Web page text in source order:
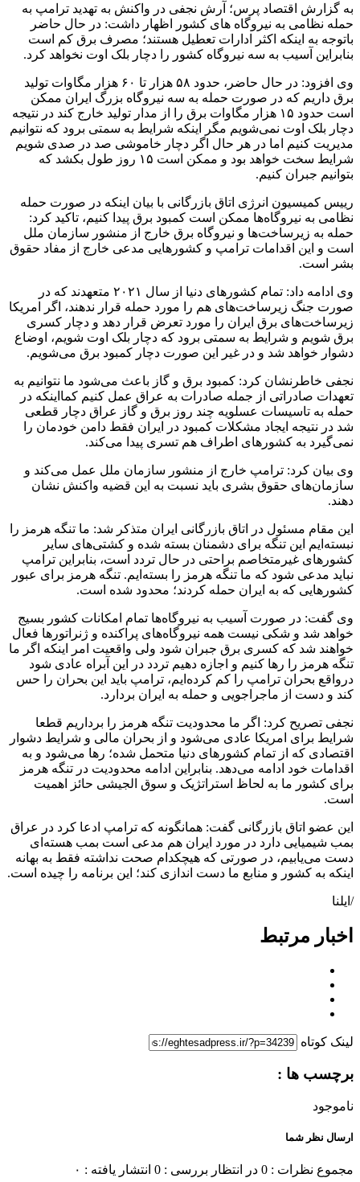
به گزارش اقتصاد پرس؛ آرش نجفی در واکنش به تهدید ترامپ به
حمله نظامی به نیروگاه های کشور اظهار داشت: در حال حاضر
باتوجه به اینکه اکثر ادارات تعطیل هستند؛ مصرف برق کم است
بنابراین آسیب به سه نیروگاه کشور را دچار بلک اوت نخواهد کرد.
وی افزود: در حال حاضر، حدود ۵۸ هزار تا ۶۰ هزار مگاوات تولید
برق داریم که در صورت حمله به سه نیروگاه بزرگ ایران ممکن
است حدود ۱۵ هزار مگاوات برق را از مدار تولید خارج کند در نتیجه
دچار بلک اوت نمی‌شویم مگر اینکه شرایط به سمتی برود که نتوانیم
مدیریت کنیم اما در هر حال اگر دچار خاموشی صد در صدی شویم
شرایط سخت خواهد بود و ممکن است ۱۵ روز طول بکشد که
بتوانیم جبران کنیم.
رییس کمیسیون انرژی اتاق بازرگانی با بیان اینکه در صورت حمله
نظامی به نیروگاه‌ها ممکن است کمبود برق پیدا کنیم، تاکید کرد:
حمله به زیرساخت‌ها و نیروگاه برق خارج از منشور سازمان ملل
است و این اقدامات ترامپ و کشورهایی مدعی خارج از مفاد حقوق
بشر است.
وی ادامه داد: تمام کشورهای دنیا از سال ۲۰۲۱ متعهدند که در
صورت جنگ زیرساخت‌های هم را مورد حمله قرار ندهند، اگر امریکا
زیرساخت‌های برق ایران را مورد تعرض قرار دهد و دچار کسری
برق شویم و شرایط به سمتی برود که دچار بلک اوت شویم، اوضاع
دشوار خواهد شد و در غیر این صورت دچار کمبود برق می‌شویم.
نجفی خاطرنشان کرد: کمبود برق و گاز باعث می‌شود ما نتوانیم به
تعهدات صادراتی از جمله صادرات به عراق عمل کنیم کمااینکه در
حمله به تاسیسات عسلویه چند روز برق و گاز عراق دچار قطعی
شد در نتیجه ایجاد مشکلات کمبود در ایران فقط دامن خودمان را
نمی‌گیرد به کشورهای اطراف هم تسری پیدا می‌کند.
وی بیان کرد: ترامپ خارج از منشور سازمان ملل عمل می‌کند و
سازمان‌های حقوق بشری باید نسبت به این قضیه واکنش نشان
دهند.
این مقام مسئول در اتاق بازرگانی ایران متذکر شد: ما تنگه هرمز را
نبسته‌ایم این تنگه برای دشمنان بسته شده و کشتی‌های سایر
کشورهای غیرمتخاصم براحتی در حال تردد است، بنابراین ترامپ
نباید مدعی شود که ما تنگه هرمز را بسته‌ایم. تنگه هرمز برای عبور
کشورهایی که به ایران حمله کردند؛ محدود شده است.
وی گفت: در صورت آسیب به نیروگاه‌ها تمام امکانات کشور بسیج
خواهد شد و شکی نیست همه نیروگاه‌های پراکنده و ژنراتورها فعال
خواهند شد که کسری برق جبران شود ولی واقعیت امر اینکه اگر ما
تنگه هرمز را رها کنیم و اجازه دهیم تردد در این آبراه عادی شود
درواقع بحران ترامپ را کم کرده‌ایم، ترامپ باید این بحران را حس
کند و دست از ماجراجویی و حمله به ایران بردارد.
نجفی تصریح کرد: اگر ما محدودیت تنگه هرمز را برداریم قطعا
شرایط برای امریکا عادی می‌شود و از بحران مالی و شرایط دشوار
اقتصادی که از تمام کشورهای دنیا متحمل شده؛ رها می‌شود و به
اقدامات خود ادامه می‌دهد. بنابراین ادامه محدودیت در تنگه هرمز
برای کشور ما به لحاظ استراتژیک و سوق الجیشی حائز اهمیت
است.
این عضو اتاق بازرگانی گفت: همانگونه که ترامپ ادعا کرد در عراق
بمب شیمیایی دارد در مورد ایران هم مدعی است بمب هسته‌ای
دست می‌یابیم، در صورتی که هیچکدام صحت نداشته فقط به بهانه
اینکه به کشور و منابع ما دست اندازی کند؛ این برنامه را چیده است.
/ایلنا
اخبار مرتبط
لینک کوتاه
برچسب ها :
ناموجود
ارسال نظر شما
مجموع نظرات : 0 در انتظار بررسی : 0 انتشار یافته : ۰